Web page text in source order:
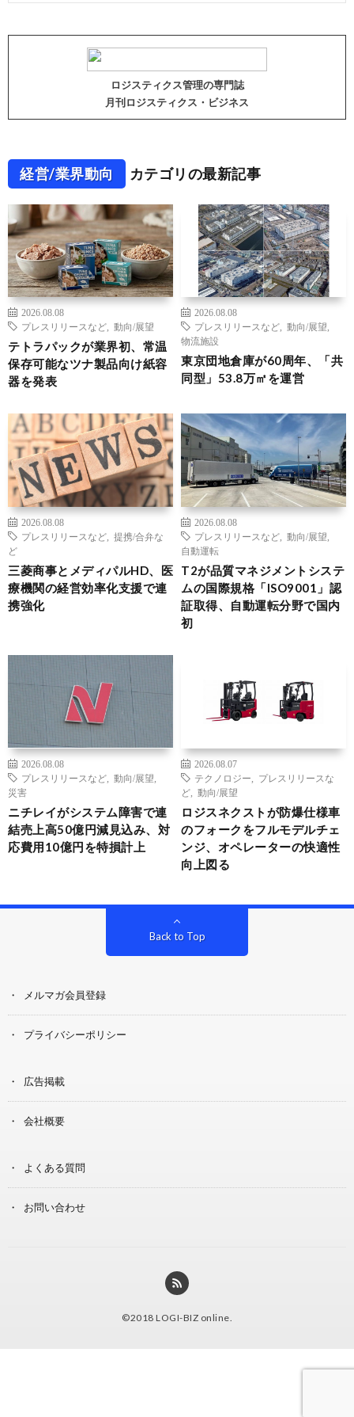
ロジスティクス管理の専門誌
月刊ロジスティクス・ビジネス
経営/業界動向 カテゴリの最新記事
2026.08.08
プレスリリースなど
動向/展望
テトラパックが業界初、常温
保存可能なツナ製品向け紙容
器を発表
2026.08.08
プレスリリースなど
動向/展望
物流施設
東京団地倉庫が60周年、「共
同型」53.8万㎡を運営
2026.08.08
プレスリリースなど
提携/合弁な
ど
三菱商事とメディパルHD、医
療機関の経営効率化支援で連
携強化
2026.08.08
プレスリリースなど
動向/展望
自動運転
T2が品質マネジメントシステ
ムの国際規格「ISO9001」認
証取得、自動運転分野で国内
初
2026.08.08
プレスリリースなど
動向/展望
災害
ニチレイがシステム障害で連
結売上高50億円減見込み、対
応費用10億円を特損計上
2026.08.07
テクノロジー
プレスリリースな
ど
動向/展望
ロジスネクストが防爆仕様車
のフォークをフルモデルチェ
ンジ、オペレーターの快適性
向上図る
Back to Top
メルマガ会員登録
プライバシーポリシー
広告掲載
会社概要
よくある質問
お問い合わせ
©2018 LOGI-BIZ online